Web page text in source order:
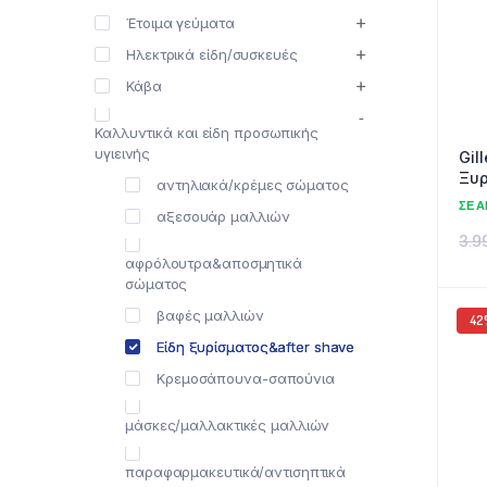
ΣΕ
Έτοιμα γεύματα
Ηλεκτρικά είδη/συσκευές
Κάβα
Καλλυντικά και είδη προσωπικής
υγιεινής
αντηλιακά/κρέμες σώματος
αξεσουάρ μαλλιών
αφρόλουτρα&αποσμητικά
σώματος
βαφές μαλλιών
Είδη ξυρίσματος&after shave
Κρεμοσάπουνα-σαπούνια
μάσκες/μαλλακτικές μαλλιών
παραφαρμακευτικά/αντισηπτικά